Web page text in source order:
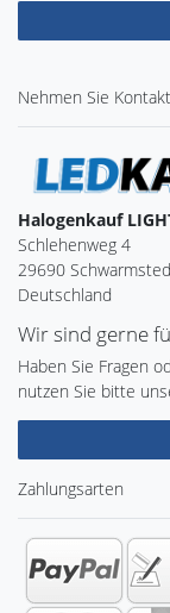
Nehmen Sie Kontakt
Halogenkauf
Schlehenweg 4
29690
Deutschland
Wir sind gerne
Haben Sie Fragen
nutzen Sie bitte
Zahlungsarten